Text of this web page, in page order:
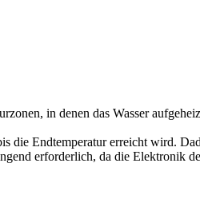
in denen das Wasser
die Endtemperatur erreicht wird.
erforderlich, da die Elektronik